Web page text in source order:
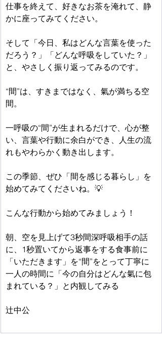
仕事を終えて、好きなお茶を淹れて、静
かに座ってみてください。
そして「今日、私はどんな言葉を使った
だろう？」「どんな呼吸をしていた？」
と、やさしく振り返ってみるのです。
“間”は、すきまではなく、氣が満ちる空
間。
一呼吸の“間”が生まれるだけで、心が整
い、言葉や行動に余白ができ、人生の流
れもやわらかく動き出します。
この季節、ぜひ「間を感じる暮らし」を
始めてみてくださいね。💡
こんな行動から始めてみましょう！
朝、空を見上げて3秒間深呼吸相手の話
に、1秒置いてから返事をする食事前に
「いただきます」を“間”をとって丁寧に
一人の時間に「今の自分はどんな氣に包
まれている？」と内観してみる
辻中公